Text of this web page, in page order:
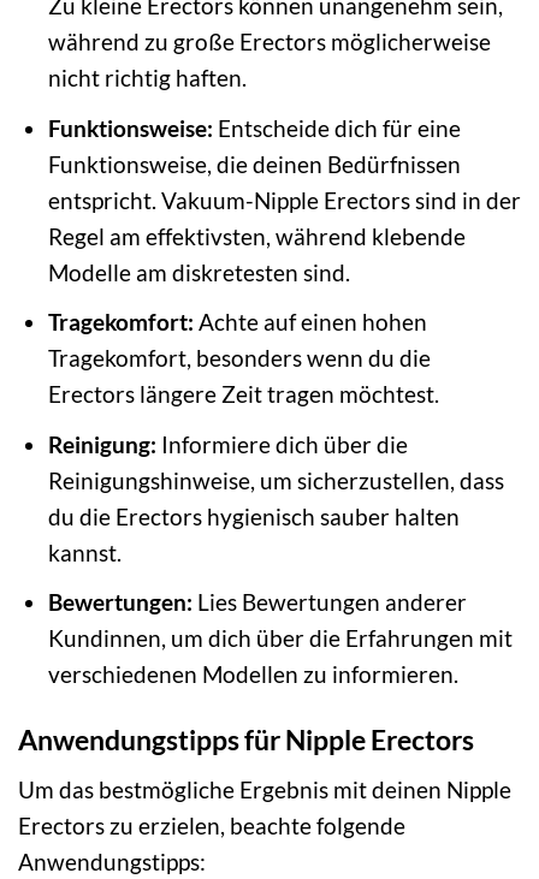
Zu kleine Erectors können unangenehm sein,
während zu große Erectors möglicherweise
nicht richtig haften.
Funktionsweise: Entscheide dich für eine
Funktionsweise, die deinen Bedürfnissen
entspricht. Vakuum-Nipple Erectors sind in der
Regel am effektivsten, während klebende
Modelle am diskretesten sind.
Tragekomfort: Achte auf einen hohen
Tragekomfort, besonders wenn du die
Erectors längere Zeit tragen möchtest.
Reinigung: Informiere dich über die
Reinigungshinweise, um sicherzustellen, dass
du die Erectors hygienisch sauber halten
kannst.
Bewertungen: Lies Bewertungen anderer
Kundinnen, um dich über die Erfahrungen mit
verschiedenen Modellen zu informieren.
Anwendungstipps für Nipple Erectors
Um das bestmögliche Ergebnis mit deinen Nipple
Erectors zu erzielen, beachte folgende
Anwendungstipps: